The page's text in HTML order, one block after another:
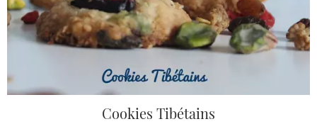
Cookies Tibétains